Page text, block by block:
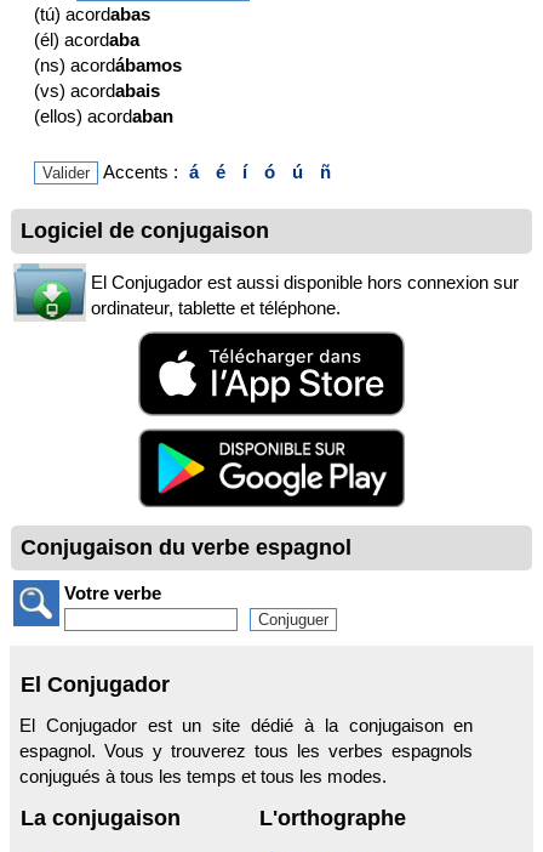
(tú) acordabas
(él) acordaba
(ns) acordábamos
(vs) acordabais
(ellos) acordaban
Accents : á é í ó ú ñ
Logiciel de conjugaison
El Conjugador est aussi disponible hors connexion sur
ordinateur, tablette et téléphone.
Conjugaison du verbe espagnol
Votre verbe
El Conjugador
El Conjugador est un site dédié à la conjugaison en
espagnol. Vous y trouverez tous les verbes espagnols
conjugués à tous les temps et tous les modes.
La conjugaison L'orthographe